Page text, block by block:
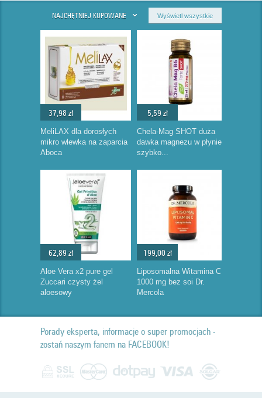
NAJCHĘTNIEJ KUPOWANE Wyświetl wszystkie
37,98 zł
MeliLAX dla dorosłych
mikro wlewka na zaparcia
Aboca
5,59 zł
Chela-Mag SHOT duża
dawka magnezu w płynie
szybko...
62,89 zł
Aloe Vera x2 pure gel
Zuccari czysty żel
aloesowy
199,00 zł
Liposomalna Witamina C
1000 mg bez soi Dr.
Mercola
Porady eksperta, informacje o super promocjach -
zostań naszym fanem na FACEBOOK!